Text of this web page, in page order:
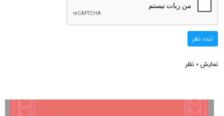
ثبت نظر
نمایش 0 نظر